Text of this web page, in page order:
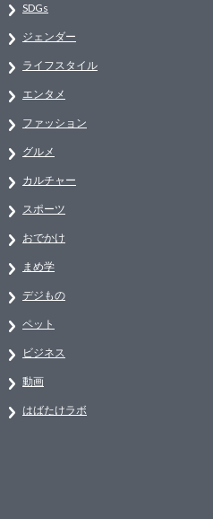
SDGs
ジェンダー
ライフスタイル
エンタメ
ファッション
グルメ
カルチャー
スポーツ
おでかけ
まめ学
デジもの
ペット
ビジネス
動画
はばたけラボ